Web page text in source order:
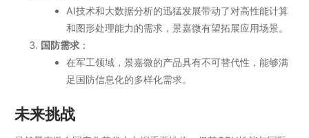
AI技术和大数据分析的迅猛发展带动了对高性能计算
和图形处理能力的需求，景嘉微有望拓展应用场景。
国防需求：
在军工领域，景嘉微的产品具有不可替代性，能够满
足国防信息化的多样化需求。
未来挑战